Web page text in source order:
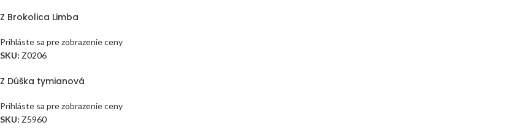
Z Brokolica Limba
Prihláste sa pre zobrazenie ceny
SKU: Z0206
Z Dúška tymianová
Prihláste sa pre zobrazenie ceny
SKU: Z5960